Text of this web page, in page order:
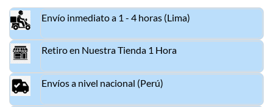
Envío inmediato a 1 - 4 horas (Lima)
Retiro en Nuestra Tienda 1 Hora
Envíos a nivel nacional (Perú)